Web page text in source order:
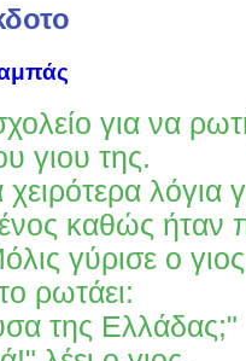
για να
γιου της.
λόγια
καθώς ήταν
γύρισε o
ρωτάει:
της Ελλάδας;"